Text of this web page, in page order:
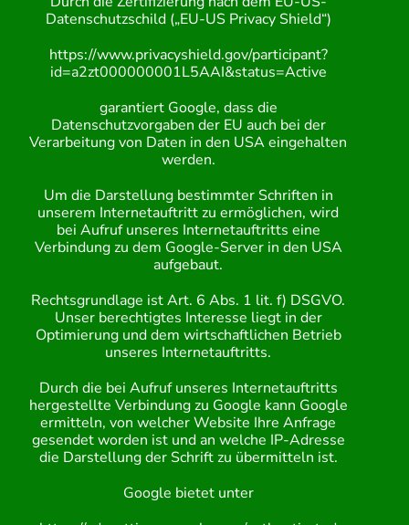
Datenschutzschild („EU-US Privacy Shield“)
https://www.privacyshield.gov/participant?
id=a2zt000000001L5AAI&status=Active
garantiert Google, dass die
Datenschutzvorgaben der EU auch bei der
Verarbeitung von Daten in den USA eingehalten
werden.
Um die Darstellung bestimmter Schriften in
unserem Internetauftritt zu ermöglichen, wird
bei Aufruf unseres Internetauftritts eine
Verbindung zu dem Google-Server in den USA
aufgebaut.
Rechtsgrundlage ist Art. 6 Abs. 1 lit. f) DSGVO.
Unser berechtigtes Interesse liegt in der
Optimierung und dem wirtschaftlichen Betrieb
unseres Internetauftritts.
Durch die bei Aufruf unseres Internetauftritts
hergestellte Verbindung zu Google kann Google
ermitteln, von welcher Website Ihre Anfrage
gesendet worden ist und an welche IP-Adresse
die Darstellung der Schrift zu übermitteln ist.
Google bietet unter